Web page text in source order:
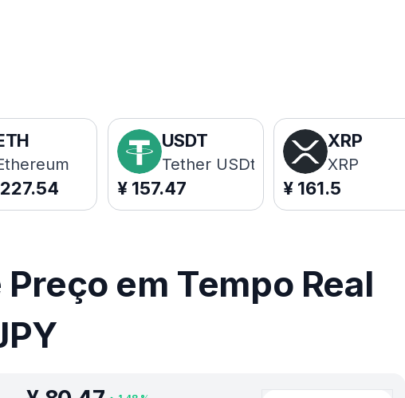
USDT
Tether USDt
¥ 157.47
XRP
XRP
¥ 161.5
em Tempo Real